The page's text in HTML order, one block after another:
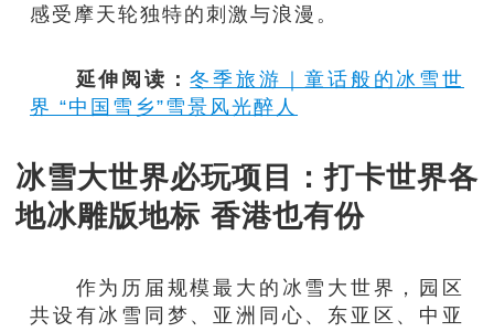
感受摩天轮独特的刺激与浪漫。
延伸阅读：冬季旅游｜童话般的冰雪世
界 “中国雪乡”雪景风光醉人
冰雪大世界必玩项目：打卡世界各
地冰雕版地标 香港也有份
作为历届规模最大的冰雪大世界，园区
共设有冰雪同梦、亚洲同心、东亚区、中亚